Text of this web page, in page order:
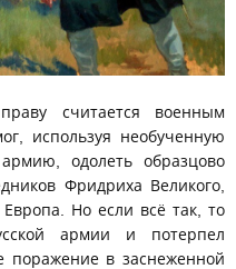
считается военным
используя необученную
одолеть образцово
Фридриха Великого,
Но если всё так, то
армии и потерпел
поражение в заснеженной